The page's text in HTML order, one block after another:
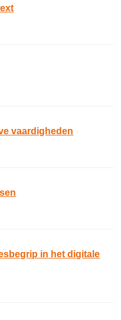
vaardigheden
in het digitale